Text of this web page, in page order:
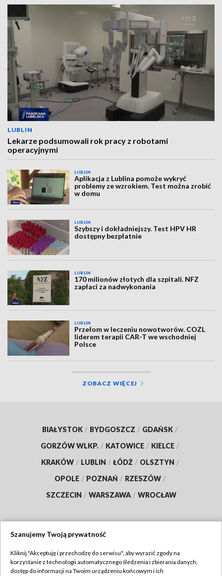
LUBLIN
Lekarze podsumowali rok pracy z robotami
operacyjnymi
LUBLIN
Aplikacja z Lublina pomoże wykryć
problemy ze wzrokiem. Test można zrobić
w domu
LUBLIN
Szybszy i dokładniejszy. Test HPV HR
dostępny bezpłatnie
LUBLIN
170 milionów złotych dla szpitali. NFZ
zapłaci za nadwykonania
LUBLIN
Przełom w leczeniu nowotworów. COZL
liderem terapii CAR-T we wschodniej
Polsce
ZOBACZ WIĘCEJ
BIAŁYSTOK / BYDGOSZCZ / GDAŃSK /
GORZÓW WLKP. / KATOWICE / KIELCE /
KRAKÓW / LUBLIN / ŁÓDŹ / OLSZTYN /
OPOLE / POZNAŃ / RZESZÓW /
SZCZECIN / WARSZAWA / WROCŁAW
TVP
Szanujemy Twoją prywatność
Kliknij "Akceptuję i przechodzę do serwisu", aby wyrazić zgody na
korzystanie z technologii automatycznego śledzenia i zbierania danych,
dostęp do informacji na Twoim urządzeniu końcowym i ich